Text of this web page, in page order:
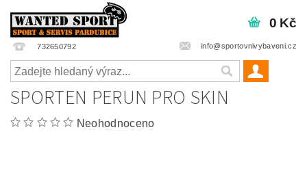
732650792 info@sportovnivybaveni.cz
0 Kč
SPORTEN PERUN PRO SKIN
Neohodnoceno